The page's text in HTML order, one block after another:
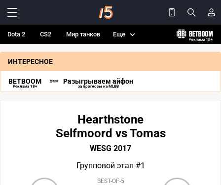
Dota 2 CS2 Мир танков Еще
ИНТЕРЕСНОЕ
BETBOOM
Реклама 18+
Разыгрываем айфон
за прогнозы на MLBB
Hearthstone
Selfmoord vs Tomas
WESG 2017
Групповой этап #1
BEST-OF-5